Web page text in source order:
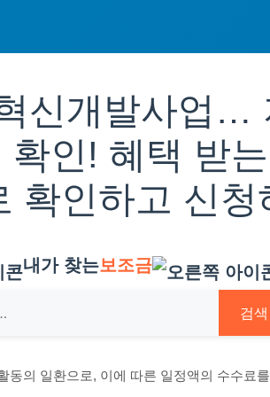
신개발사업…
인! 혜택 받
확인하고 신청
내가 찾는보조금
검색
동의 일환으로, 이에 따른 일정액의 수수료